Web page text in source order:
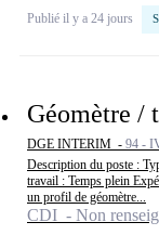
Publié il y a 24 jours
Géomètre /
DGE INTERIM - 94 -
Description du poste :
travail : Temps plein
un profil de géomètre...
CDI - Non